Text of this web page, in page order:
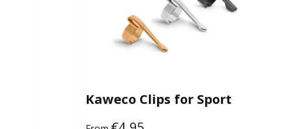
Kaweco Clips for Sport